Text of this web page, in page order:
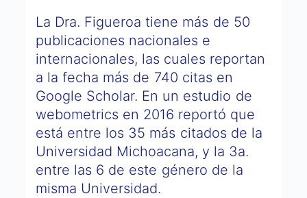
La Dra. Figueroa tiene más de 50
publicaciones nacionales e
internacionales, las cuales reportan
a la fecha más de 740 citas en
Google Scholar. En un estudio de
webometrics en 2016 reportó que
está entre los 35 más citados de la
Universidad Michoacana, y la 3a.
entre las 6 de este género de la
misma Universidad.